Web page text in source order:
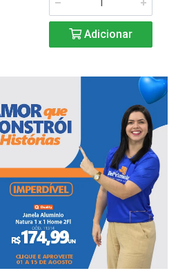
Adicionar